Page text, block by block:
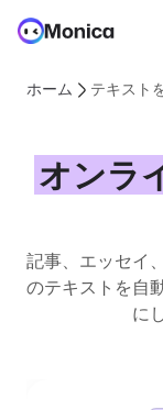
ホーム テキスト
オンラ
記事、エッセイ
のテキストを自
に